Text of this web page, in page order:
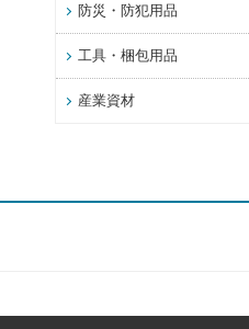
防災・防犯用品
工具・梱包用品
産業資材